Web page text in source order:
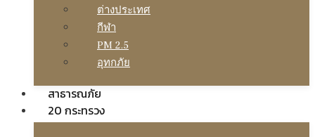
ต่างประเทศ
กีฬา
PM 2.5
อุทกภัย
สาธารณภัย
20 กระทรวง